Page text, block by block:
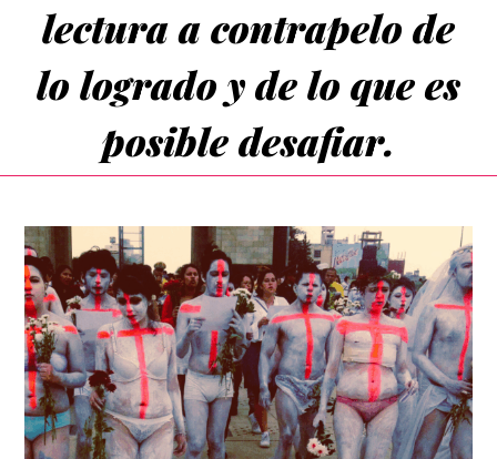
lectura a contrapelo de
lo logrado y de lo que es
posible desafiar.